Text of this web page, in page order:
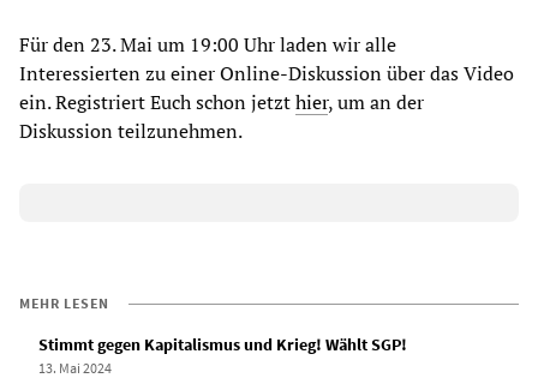
Für den 23. Mai um 19:00 Uhr laden wir alle
Interessierten zu einer Online-Diskussion über das Video
ein. Registriert Euch schon jetzthier, um an der
Diskussion teilzunehmen.
MEHR LESEN
Stimmt gegen Kapitalismus und Krieg! Wählt SGP!
13. Mai 2024